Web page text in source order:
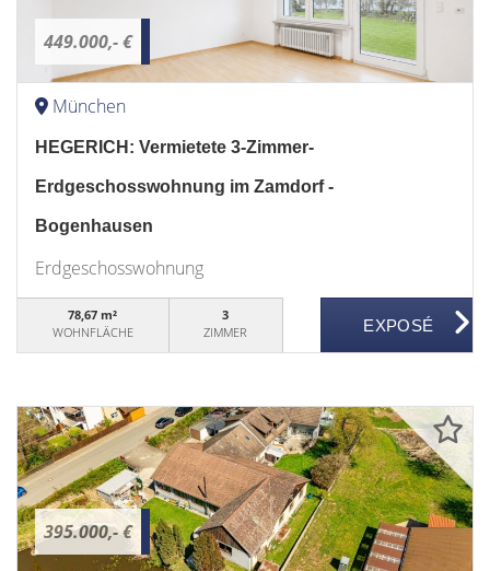
449.000,- €
München
HEGERICH: Vermietete 3-Zimmer-
Erdgeschosswohnung im Zamdorf -
Bogenhausen
Erdgeschosswohnung
78,67 m²
WOHNFLÄCHE
3
ZIMMER
395.000,- €